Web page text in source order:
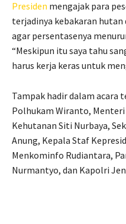
Presiden mengajak para
terjadinya kebakaran hutan
agar persentasenya
“Meskipun itu saya tahu
harus kerja keras untuk
Tampak hadir dalam acara
Polhukam Wiranto,
Kehutanan Siti Nurbaya,
Anung, Kepala Staf
Menkominfo Rudiantara,
Nurmantyo, dan Kapolri